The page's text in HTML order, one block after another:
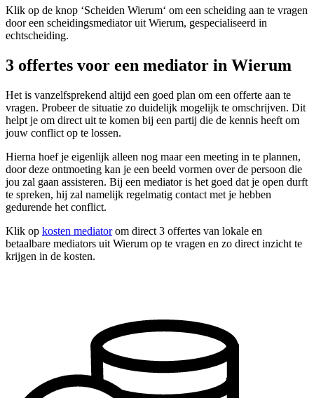
Klik op de knop ‘Scheiden Wierum‘ om een scheiding aan te vragen
door een scheidingsmediator uit Wierum, gespecialiseerd in
echtscheiding.
3 offertes voor een mediator in Wierum
Het is vanzelfsprekend altijd een goed plan om een offerte aan te
vragen. Probeer de situatie zo duidelijk mogelijk te omschrijven. Dit
helpt je om direct uit te komen bij een partij die de kennis heeft om
jouw conflict op te lossen.
Hierna hoef je eigenlijk alleen nog maar een meeting in te plannen,
door deze ontmoeting kan je een beeld vormen over de persoon die
jou zal gaan assisteren. Bij een mediator is het goed dat je open durft
te spreken, hij zal namelijk regelmatig contact met je hebben
gedurende het conflict.
Klik op kosten mediatorom direct 3 offertes van lokale en
betaalbare mediators uit Wierum op te vragen en zo direct inzicht te
krijgen in de kosten.